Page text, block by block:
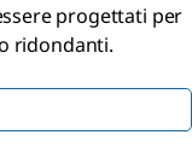
progettati per
ridondanti.